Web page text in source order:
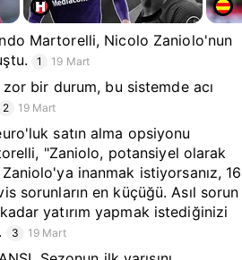
Martorelli, Nicolo Zaniolo'nun
1 19 Mart
bir durum, bu sistemde acı
2 19 Mart
satın alma opsiyonu
"Zaniolo, potansiyel olarak
inanmak istiyorsanız, 16
sorunların en küçüğü. Asıl sorun
yatırım yapmak istediğinizi
3 19 Mart